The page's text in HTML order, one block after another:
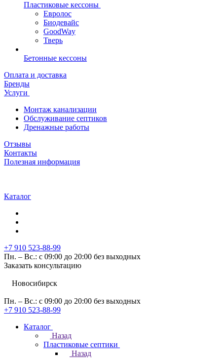
Пластиковые кессоны
Евролос
Биодевайс
GoodWay
Тверь
Бетонные кессоны
Оплата и доставка
Бренды
Услуги
Монтаж канализации
Обслуживание септиков
Дренажные работы
Отзывы
Контакты
Полезная информация
Каталог
+7 910 523-88-99
Пн. – Вс.: с 09:00 до 20:00 без выходных
Заказать консультацию
Новосибирск
Пн. – Вс.: с 09:00 до 20:00 без выходных
+7 910 523-88-99
Каталог
Назад
Пластиковые септики
Назад